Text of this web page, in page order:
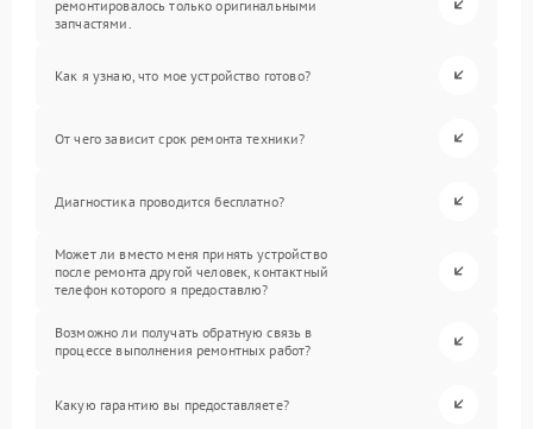
ремонтировалось только оригинальными
запчастями.
Как я узнаю, что мое устройство готово?
От чего зависит срок ремонта техники?
Диагностика проводится бесплатно?
Может ли вместо меня принять устройство
после ремонта другой человек, контактный
телефон которого я предоставлю?
Возможно ли получать обратную связь в
процессе выполнения ремонтных работ?
Какую гарантию вы предоставляете?